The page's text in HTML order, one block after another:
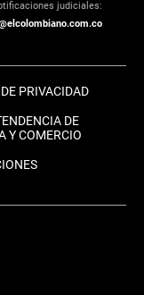
judiciales:
PRIVACIDAD
DE
Y COMERCIO